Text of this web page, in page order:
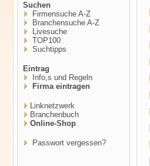
Suchen
Firmensuche A-Z
Branchensuche A-Z
Livesuche
TOP100
Suchtipps
Eintrag
Info,s und Regeln
Firma eintragen
Linknetzwerk
Branchenbuch
Online-Shop
Passwort vergessen?